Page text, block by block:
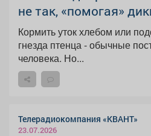
не так, «помогая»
Кормить уток хлебом или
гнезда птенца - обычные
человека. Но...
Телерадиокомпания «КВАНТ»
23.07.2026